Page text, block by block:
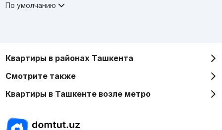
По умолчанию
Квартиры в районах Ташкента
Смотрите также
Квартиры в Ташкенте возле метро